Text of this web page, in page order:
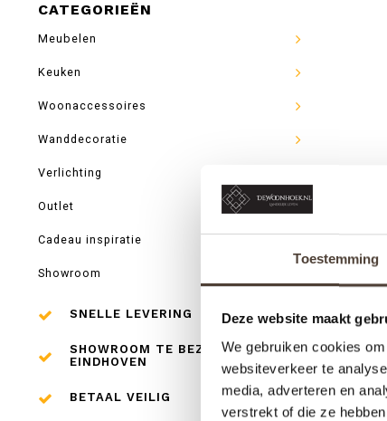
Toestemming
Deze website maakt
We gebruiken cookies
websiteverkeer te
media, adverteren en
verstrekt of die ze
CATEGORIEËN
Meubelen
Keuken
Woonaccessoires
Wanddecoratie
Verlichting
Outlet
Cadeau inspiratie
Showroom
SNELLE LEVERING
SHOWROOM TE BEZOEKEN IN
EINDHOVEN
BETAAL VEILIG